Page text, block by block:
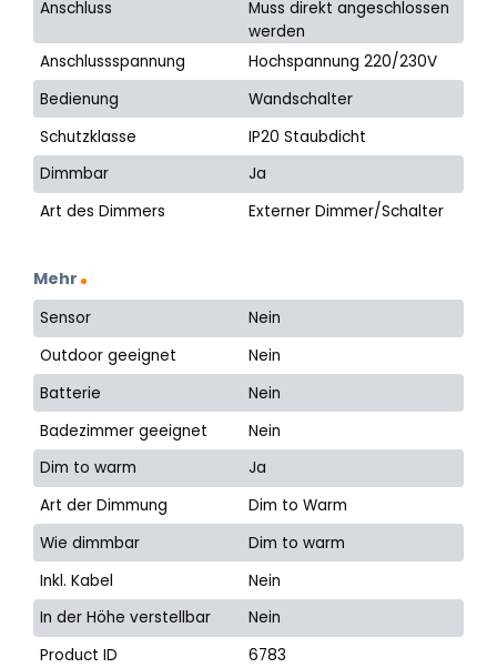
Anschluss
Muss direkt angeschlossen
werden
Anschlussspannung
Hochspannung 220/230V
Bedienung
Wandschalter
Schutzklasse
IP20 Staubdicht
Dimmbar
Ja
Art des Dimmers
Externer Dimmer/Schalter
Mehr
Sensor
Nein
Outdoor geeignet
Nein
Batterie
Nein
Badezimmer geeignet
Nein
Dim to warm
Ja
Art der Dimmung
Dim to Warm
Wie dimmbar
Dim to warm
Inkl. Kabel
Nein
In der Höhe verstellbar
Nein
Product ID
6783